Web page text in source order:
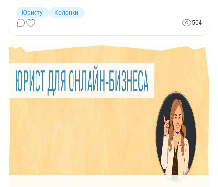
Юристу
Колонки
504